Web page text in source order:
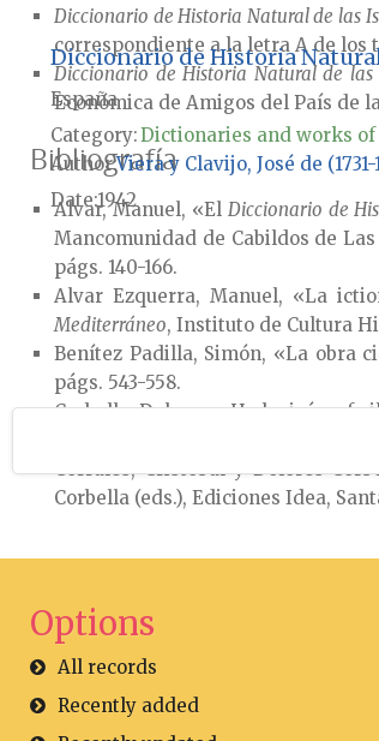
Diccionario de Historia Natural de las
correspondiente a la letra A de los
Diccionario de Historia Natural de
Económica de Amigos del País de
Bibliografía
Alvar, Manuel, «ElDiccionario de
Mancomunidad de Cabildos de
págs. 140-166.
Alvar Ezquerra, Manuel, «La
Mediterráneo, Instituto de Cultura
Benítez Padilla, Simón, «La obra
págs. 543-558.
Corbella,Dolores,«Un lexicógrafo
Métodos y
Corrales, Cristóbal y Dolores
Corbella (eds.), Ediciones Idea,
Diccionario de Historia
España
Category:Dictionaries and works
AuthorViera y Clavijo, José de (1731-
Date1942
Options
All records
Recently added